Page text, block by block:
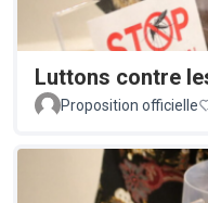
Luttons contre
Proposition officielle